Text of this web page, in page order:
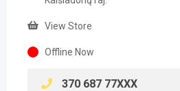
View Store
Offline Now
370 687 77XXX